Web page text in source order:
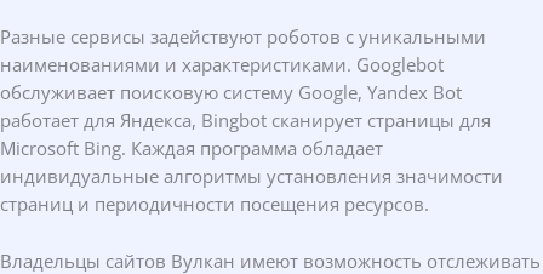
Разные сервисы задействуют роботов с уникальными
наименованиями и характеристиками. Googlebot
обслуживает поисковую систему Google, Yandex Bot
работает для Яндекса, Bingbot сканирует страницы для
Microsoft Bing. Каждая программа обладает
индивидуальные алгоритмы установления значимости
страниц и периодичности посещения ресурсов.
Владельцы сайтов Вулкан имеют возможность отслеживать